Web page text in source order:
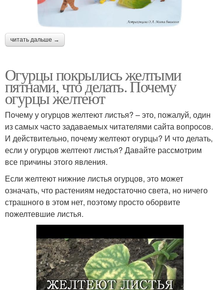
читать дальше →
Огурцы покрылись желтыми
пятнами, что делать. Почему
огурцы желтеют
Почему у огурцов желтеют листья? – это, пожалуй, один
из самых часто задаваемых читателями сайта вопросов.
И действительно, почему желтеют огурцы? И что делать,
если у огурцов желтеют листья? Давайте рассмотрим
все причины этого явления.
Если желтеют нижние листья огурцов, это может
означать, что растениям недостаточно света, но ничего
страшного в этом нет, поэтому просто оборвите
пожелтевшие листья.